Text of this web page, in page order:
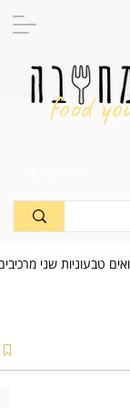
food
טבעוניות שני